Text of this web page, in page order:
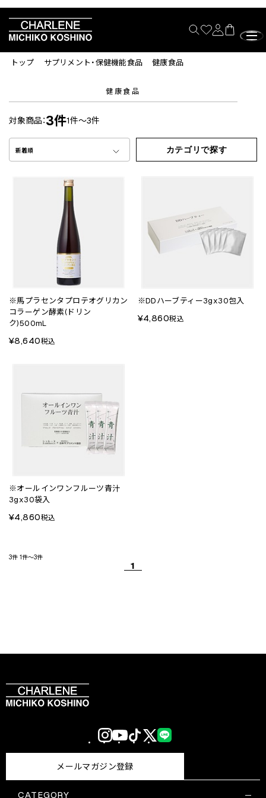
トップ サプリメント・保健機能食品 健康食品
健康食品
対象商品：3件1件～3件
新着順 カテゴリで探す
※馬プラセンタプロテオグリカン
コラーゲン酵素(ドリン
ク)500mL
¥8,640税込
※DDハーブティー3gx30包入
¥4,860税込
※オールインワンフルーツ青汁
3gx30袋入
¥4,860税込
3件 1件～3件
1
CATEGORY
メールマガジン登録